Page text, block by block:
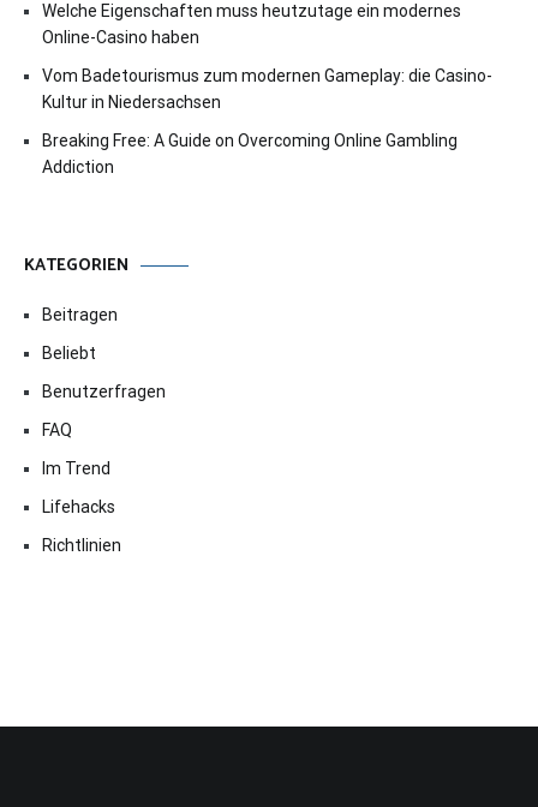
Welche Eigenschaften muss heutzutage ein modernes
Online-Casino haben
Vom Badetourismus zum modernen Gameplay: die Casino-
Kultur in Niedersachsen
Breaking Free: A Guide on Overcoming Online Gambling
Addiction
KATEGORIEN
Beitragen
Beliebt
Benutzerfragen
FAQ
Im Trend
Lifehacks
Richtlinien